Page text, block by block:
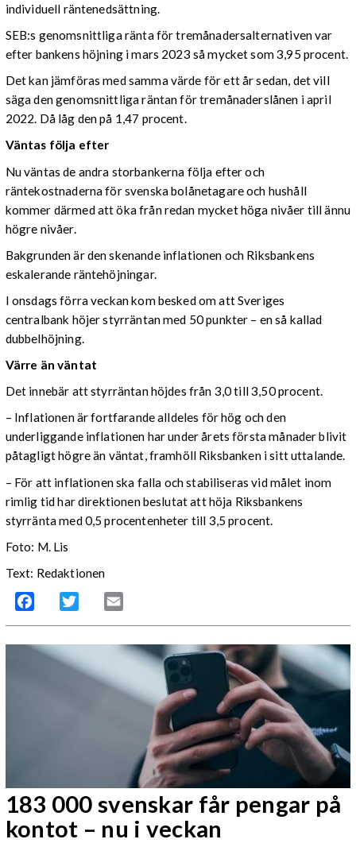
individuell räntenedsättning.
SEB:s genomsnittliga ränta för tremånadersalternativen var
efter bankens höjning i mars 2023 så mycket som 3,95 procent.
Det kan jämföras med samma värde för ett år sedan, det vill
säga den genomsnittliga räntan för tremånaderslånen i april
2022. Då låg den på 1,47 procent.
Väntas följa efter
Nu väntas de andra storbankerna följa efter och
räntekostnaderna för svenska bolånetagare och hushåll
kommer därmed att öka från redan mycket höga nivåer till ännu
högre nivåer.
Bakgrunden är den skenande inflationen och Riksbankens
eskalerande räntehöjningar.
I onsdags förra veckan kom besked om att Sveriges
centralbank höjer styrräntan med 50 punkter – en så kallad
dubbelhöjning.
Värre än väntat
Det innebär att styrräntan höjdes från 3,0 till 3,50 procent.
– Inflationen är fortfarande alldeles för hög och den
underliggande inflationen har under årets första månader blivit
påtagligt högre än väntat, framhöll Riksbanken i sitt uttalande.
– För att inflationen ska falla och stabiliseras vid målet inom
rimlig tid har direktionen beslutat att höja Riksbankens
styrränta med 0,5 procentenheter till 3,5 procent.
Foto: M. Lis
Text: Redaktionen
Facebook Twitter
183 000 svenskar får pengar på
kontot – nu i veckan